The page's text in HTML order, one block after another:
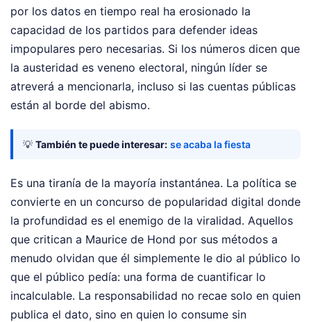
por los datos en tiempo real ha erosionado la
capacidad de los partidos para defender ideas
impopulares pero necesarias. Si los números dicen que
la austeridad es veneno electoral, ningún líder se
atreverá a mencionarla, incluso si las cuentas públicas
están al borde del abismo.
💡 También te puede interesar: se acaba la fiesta
Es una tiranía de la mayoría instantánea. La política se
convierte en un concurso de popularidad digital donde
la profundidad es el enemigo de la viralidad. Aquellos
que critican a Maurice de Hond por sus métodos a
menudo olvidan que él simplemente le dio al público lo
que el público pedía: una forma de cuantificar lo
incalculable. La responsabilidad no recae solo en quien
publica el dato, sino en quien lo consume sin